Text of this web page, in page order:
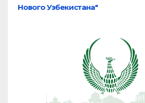
Нового Узбекистана"